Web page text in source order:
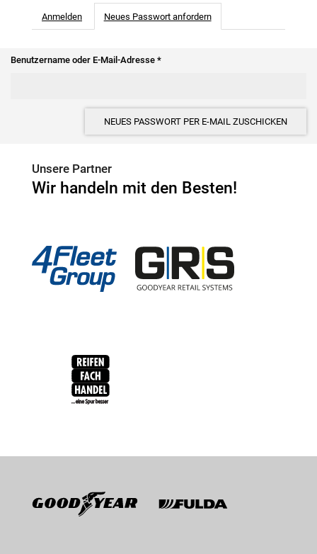
Haupt-Reiter
Anmelden Neues Passwort anfordern(aktiver Reiter)
Benutzername oder E-Mail-Adresse *
NEUES PASSWORT PER E-MAIL ZUSCHICKEN
Unsere Partner
Wir handeln mit den Besten!